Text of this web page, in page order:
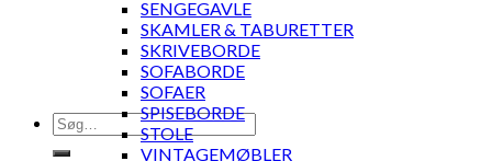
Søg
efter:
SENGEGAVLE
SKAMLER & TABURETTER
SKRIVEBORDE
SOFABORDE
SOFAER
SPISEBORDE
STOLE
VINTAGEMØBLER